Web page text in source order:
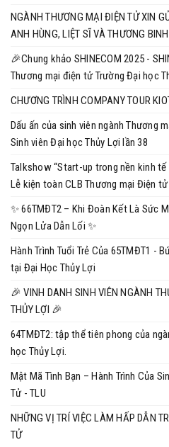
NGÀNH THƯƠNG MẠI ĐIỆN TỬ XIN
ANH HÙNG, LIỆT SĨ VÀ THƯƠNG BINH
🎉Chung khảo SHINECOM 2025 -
Thương mại điện tử Trường Đại học
CHƯƠNG TRÌNH COMPANY TOUR
Dấu ấn của sinh viên ngành Thương
Sinh viên Đại học Thủy Lợi lần 38
Talkshow “Start-up trong nền kinh
Lễ kiện toàn CLB Thương mại Điện
✨ 66TMĐT2 – Khi Đoàn Kết Là Sức
Ngọn Lửa Dẫn Lối ✨
Hành Trình Tuổi Trẻ Của 65TMĐT1 -
tại Đại Học Thủy Lợi
🎉 VINH DANH SINH VIÊN NGÀNH
THỦY LỢI 🎉
64TMĐT2: tập thể tiên phong của
học Thủy Lợi.
Mật Mã Tình Bạn – Hành Trình Của
Tử - TLU
NHỮNG VỊ TRÍ VIỆC LÀM HẤP DẪN
TỬ